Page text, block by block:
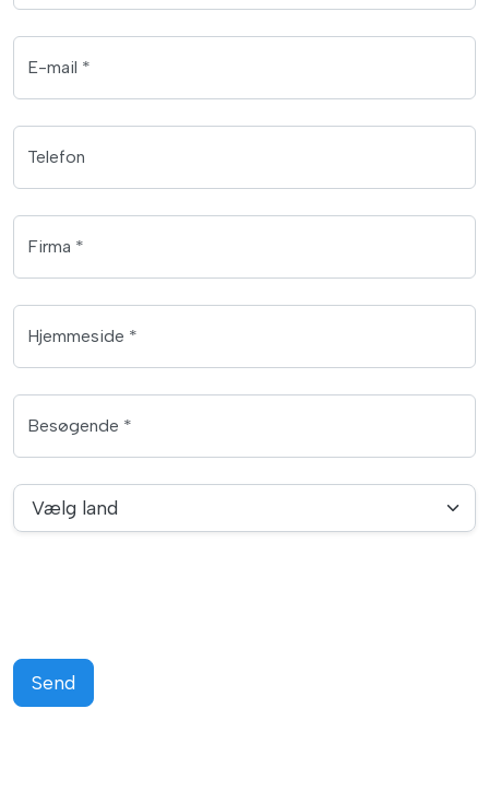
E-mail *
Telefon
Firma *
Hjemmeside *
Besøgende *
Vælg land
Send